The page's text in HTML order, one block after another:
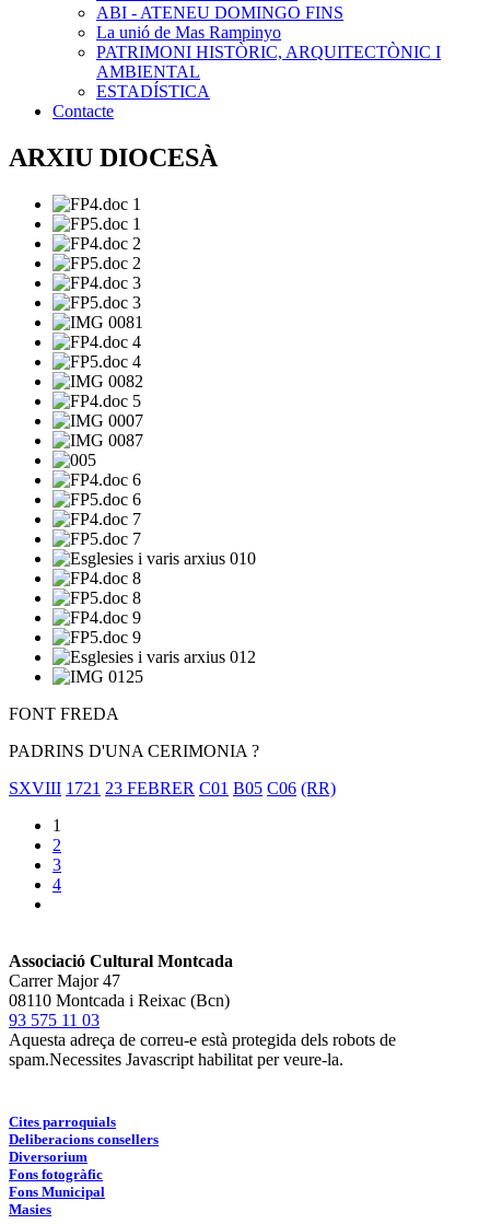
ABI - ATENEU DOMINGO FINS
La unió de Mas Rampinyo
PATRIMONI HISTÒRIC, ARQUITECTÒNIC I
AMBIENTAL
ESTADÍSTICA
Contacte
ARXIU DIOCESÀ
FONT FREDA
PADRINS D'UNA CERIMONIA ?
SXVIII 1721 23 FEBRER C01 B05 C06 (RR)
1
2
3
4
Associació Cultural Montcada
Carrer Major 47
08110 Montcada i Reixac (Bcn)
93 575 11 03
Aquesta adreça de correu-e està protegida dels robots de
spam.Necessites Javascript habilitat per veure-la.
Cites parroquials
Deliberacions consellers
Diversorium
Fons fotogràfic
Fons Municipal
Masies